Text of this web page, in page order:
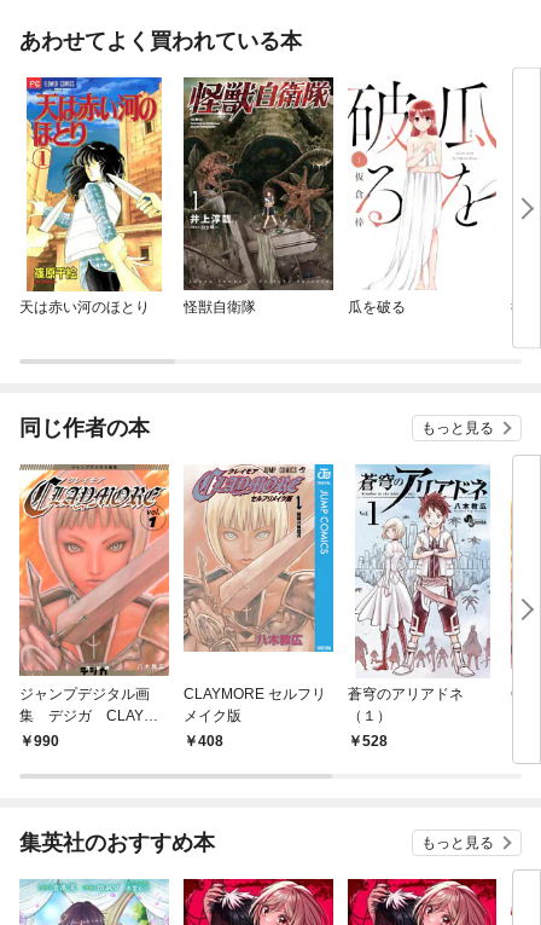
あわせてよく買われている本
天は赤い河のほとり 怪獣自衛隊 瓜を破る 行
同じ作者の本 もっと見る
ジャンプデジタル画
集 デジガ CLAYMO
RE 1
990
CLAYMORE セルフリ
メイク版
408
蒼穹のアリアドネ
（１）
528
集英社のおすすめ本 もっと見る